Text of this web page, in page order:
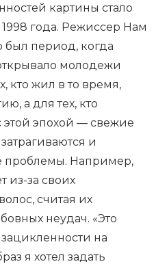
картины стало
года. Режиссер Нам
был период, когда
молодежи
кто жил в то время,
а для тех, кто
этой эпохой — свежие
и
проблемы. Например,
из-за своих
считая их
неудач. «Это
на
я хотел задать